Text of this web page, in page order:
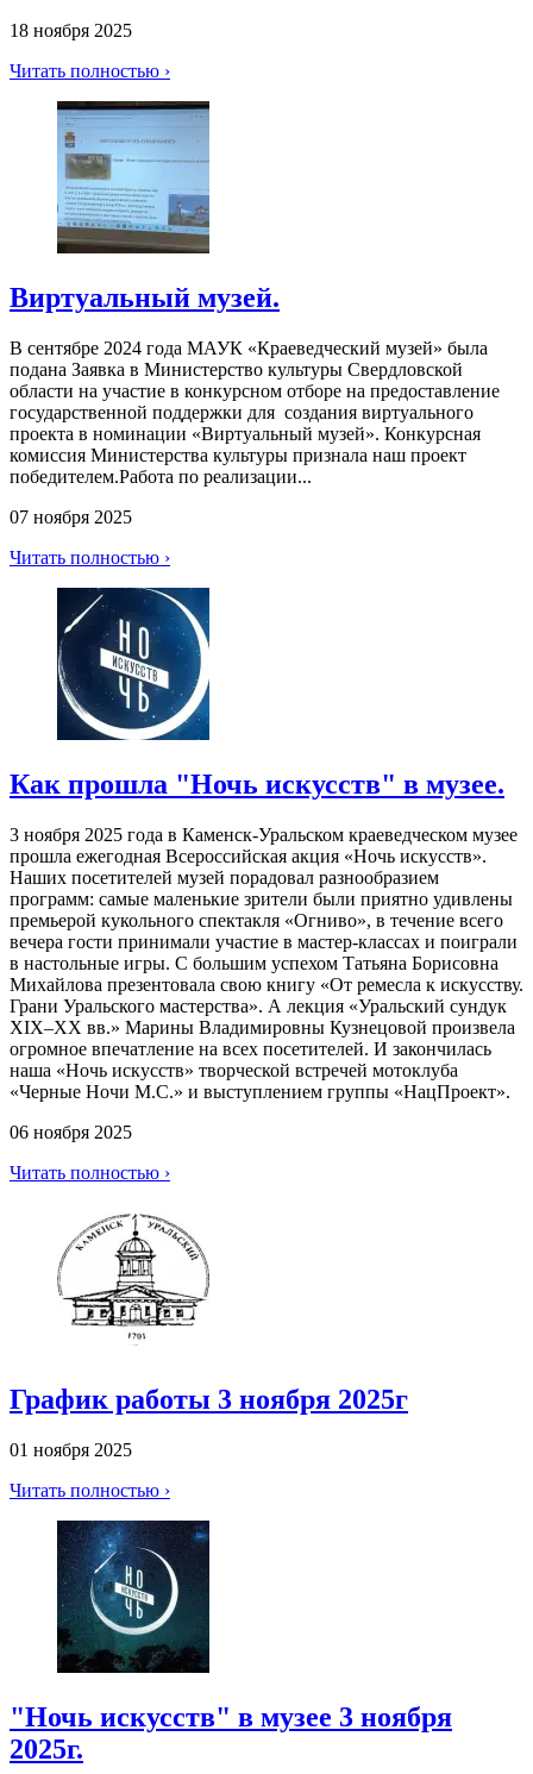
18 ноября 2025
Читать полностью ›
Виртуальный музей.
В сентябре 2024 года МАУК «Краеведческий музей» была
подана Заявка в Министерство культуры Свердловской
области на участие в конкурсном отборе на предоставление
государственной поддержки для создания виртуального
проекта в номинации «Виртуальный музей». Конкурсная
комиссия Министерства культуры признала наш проект
победителем.Работа по реализации...
07 ноября 2025
Читать полностью ›
Как прошла "Ночь искусств" в музее.
3 ноября 2025 года в Каменск-Уральском краеведческом музее
прошла ежегодная Всероссийская акция «Ночь искусств».
Наших посетителей музей порадовал разнообразием
программ: самые маленькие зрители были приятно удивлены
премьерой кукольного спектакля «Огниво», в течение всего
вечера гости принимали участие в мастер-классах и поиграли
в настольные игры. С большим успехом Татьяна Борисовна
Михайлова презентовала свою книгу «От ремесла к искусству.
Грани Уральского мастерства». А лекция «Уральский сундук
XIX–XX вв.» Марины Владимировны Кузнецовой произвела
огромное впечатление на всех посетителей. И закончилась
наша «Ночь искусств» творческой встречей мотоклуба
«Черные Ночи М.С.» и выступлением группы «НацПроект».
06 ноября 2025
Читать полностью ›
График работы 3 ноября 2025г
01 ноября 2025
Читать полностью ›
"Ночь искусств" в музее 3 ноября
2025г.